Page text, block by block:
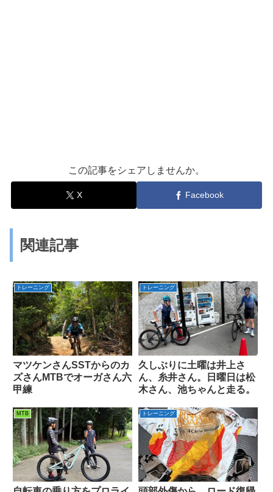
この記事をシェアしませんか。
X Facebook
関連記事
トレーニング
マツケンさんSSTからのカ
ズさんMTBでオーガさん六
甲練
トレーニング
久しぶりに土曜は井上さ
ん、糸井さん。日曜日は松
木さん、池ちゃんと走る。
MTB トレーニング